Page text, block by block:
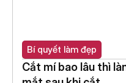
Bí quyết làm đẹp
Cắt mí bao lâu thì